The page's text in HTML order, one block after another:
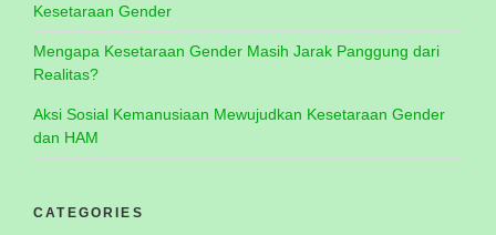
Kesetaraan Gender
Mengapa Kesetaraan Gender Masih Jarak Panggung dari
Realitas?
Aksi Sosial Kemanusiaan Mewujudkan Kesetaraan Gender
dan HAM
CATEGORIES